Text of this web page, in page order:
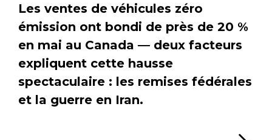
Les ventes de véhicules zéro
émission ont bondi de près de 20 %
en mai au Canada — deux facteurs
expliquent cette hausse
spectaculaire : les remises fédérales
et la guerre en Iran.